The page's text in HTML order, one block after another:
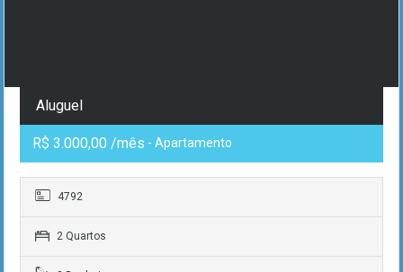
Aluguel
R$ 3.000,00 /mês - Apartamento
4792
2 Quartos